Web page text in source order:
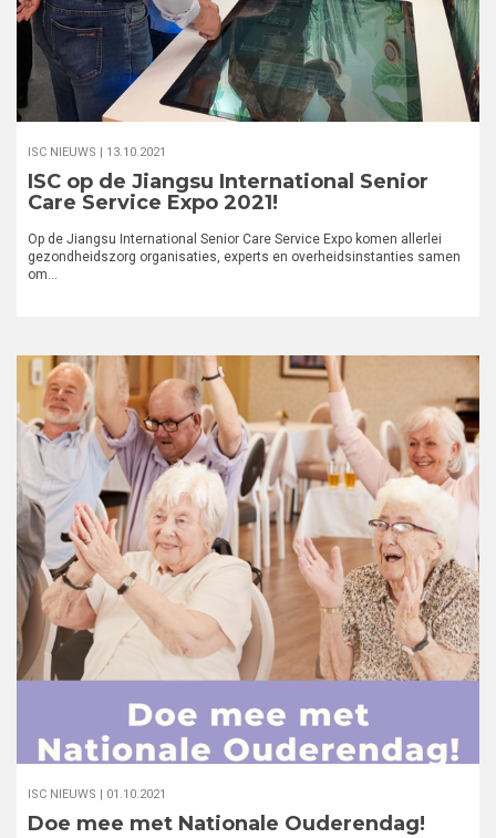
ISC NIEUWS | 13.10.2021
ISC op de Jiangsu International Senior
Care Service Expo 2021!
Op de Jiangsu International Senior Care Service Expo komen allerlei
gezondheidszorg organisaties, experts en overheidsinstanties samen
om…
ISC NIEUWS | 01.10.2021
Doe mee met Nationale Ouderendag!